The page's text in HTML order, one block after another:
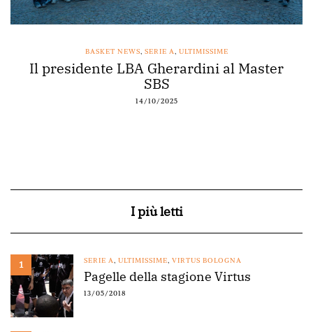
BASKET NEWS, SERIE A, ULTIMISSIME
Il presidente LBA Gherardini al Master
SBS
14/10/2025
I più letti
1 SERIE A, ULTIMISSIME, VIRTUS BOLOGNA
Pagelle della stagione Virtus
13/05/2018